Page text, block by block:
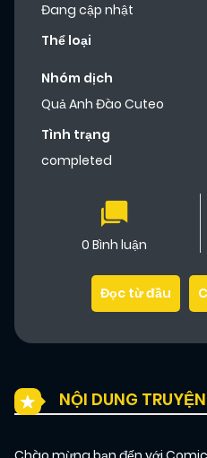
Đang cập nhật
Thể loại
Nhóm dịch
Quả Anh Đào Cuteo
Tình trạng
completed
0 Bình luận
Đọc từ đầu
NỘI DUNG